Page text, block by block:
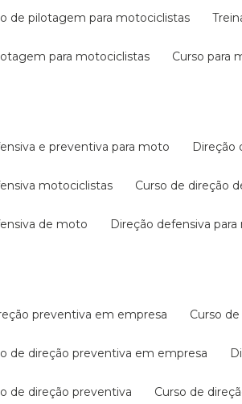
de pilotagem para motociclistas
para motociclistas curso para
e preventiva para moto
motociclistas curso de direção
de moto direção defensiva
preventiva em empresa curso
de direção preventiva em empresa
de direção preventiva curso de